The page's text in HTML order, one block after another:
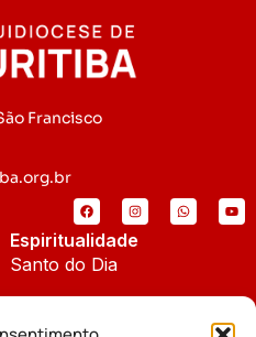
Francisco
Espiritualidade
Santo do Dia